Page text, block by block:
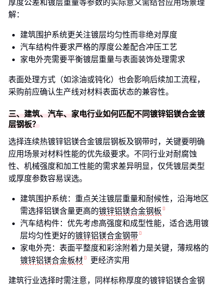
厚度公差和镀层重量等参数的实际意义需结合应用场景理
解：
建筑围护系统更关注镀层均匀性而非绝对厚度
汽车结构件要求严格的厚度公差配合冲压工艺
家电外壳需要平衡镀层重量与表面装饰处理需求
表面处理方式（如涂油或钝化）也会影响后续加工流程，
采购前应确认生产线对材料表面状态的兼容性。
三、建筑、汽车、家电行业如何匹配不同镀锌铝镁合金镀
层钢板？
选择连续热镀锌铝镁合金镀层钢板及钢带时，关键要明确
应用场景对材料性能的优先级要求。不同行业对耐腐蚀
性、机械强度和加工性能的需求差异明显，仅凭镀层类型
或厚度参数容易误选。
建筑围护系统：重点关注镀层重量和耐候性，沿海地区
需选择铝镁含量更高的镀锌铝镁合金钢板
汽车结构件：优先考虑高强度和成型性能，适合选用镀
层均匀性更好的镀锌铝镁合金钢带
家电外壳：表面平整度和彩涂附着力是关键，薄规格的
镀锌铝镁合金板材
更经济实用
建筑行业选择时需注意，同样标称厚度的镀锌铝镁合金钢